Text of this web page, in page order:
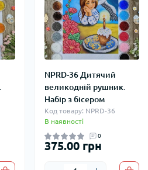
NPRD-36 Дитячий
великодній рушник.
Набір з бісером
Код товару: NPRD-36
В наявності
0
375.00 грн